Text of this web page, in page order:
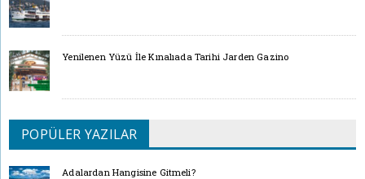
Yenilenen Yüzü İle Kınalıada Tarihi Jarden Gazino
POPÜLER YAZILAR
Adalardan Hangisine Gitmeli?